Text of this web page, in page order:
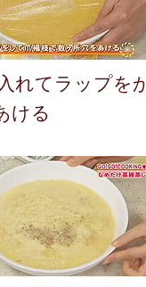
れてラップを
ける